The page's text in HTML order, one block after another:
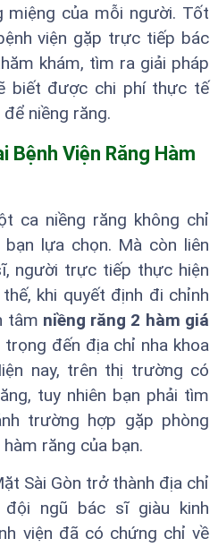
miệng của mỗi người. Tốt
viện gặp trực tiếp bác
khám, tìm ra giải pháp
biết được chi phí thực tế
niềng răng.
Bệnh Viện Răng Hàm
ca niềng răng không chỉ
lựa chọn. Mà còn liên
người trực tiếp thực hiện
khi quyết định đi chỉnh
tâm niềng răng 2 hàm giá
trọng đến địa chỉ nha khoa
nay, trên thị trường có
tuy nhiên bạn phải tìm
trường hợp gặp phòng
răng của bạn.
Sài Gòn trở thành địa chỉ
ngũ bác sĩ giàu kinh
viện đã có chứng chỉ về